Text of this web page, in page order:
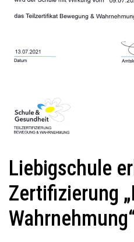
Liebigschule
Zertifizierung